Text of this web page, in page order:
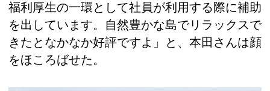
福利厚生の一環として社員が利用する際に補助
を出しています。自然豊かな島でリラックスで
きたとなかなか好評ですよ」と、本田さんは顔
をほころばせた。